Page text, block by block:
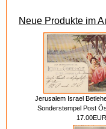
Neue Produkte im
Jerusalem Israel
Sonderstempel Post
17.00EUR